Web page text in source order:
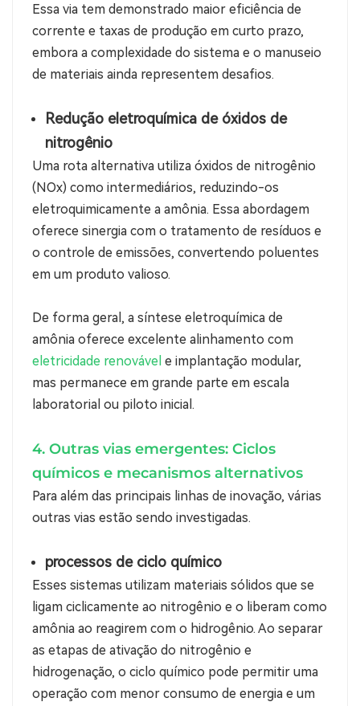
Essa via tem demonstrado maior eficiência de
corrente e taxas de produção em curto prazo,
embora a complexidade do sistema e o manuseio
de materiais ainda representem desafios.
Redução eletroquímica de óxidos de
nitrogênio
Uma rota alternativa utiliza óxidos de nitrogênio
(NOx) como intermediários, reduzindo-os
eletroquimicamente a amônia. Essa abordagem
oferece sinergia com o tratamento de resíduos e
o controle de emissões, convertendo poluentes
em um produto valioso.
De forma geral, a síntese eletroquímica de
amônia oferece excelente alinhamento com
eletricidade renovável e implantação modular,
mas permanece em grande parte em escala
laboratorial ou piloto inicial.
4. Outras vias emergentes: Ciclos
químicos e mecanismos alternativos
Para além das principais linhas de inovação, várias
outras vias estão sendo investigadas.
processos de ciclo químico
Esses sistemas utilizam materiais sólidos que se
ligam ciclicamente ao nitrogênio e o liberam como
amônia ao reagirem com o hidrogênio. Ao separar
as etapas de ativação do nitrogênio e
hidrogenação, o ciclo químico pode permitir uma
operação com menor consumo de energia e um